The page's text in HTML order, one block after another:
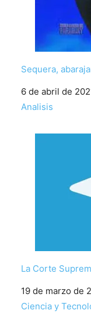
Sequera,
Fecha
6 de abril de
Respecto a
Analisis
La Corte
Fecha
19 de marzo de
Respecto a
Ciencia y